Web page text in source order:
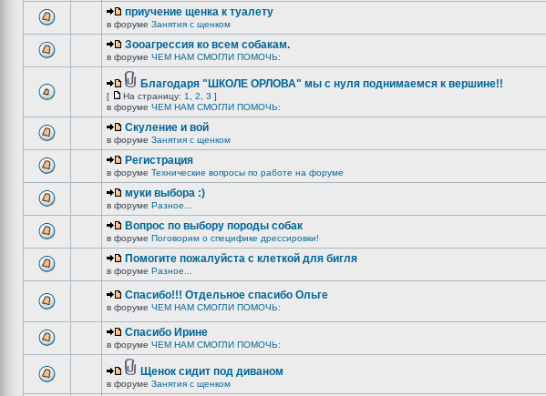
приучение щенка к туалету
в форуме Занятия с щенком
Зооагрессия ко всем собакам.
в форуме ЧЕМ НАМ СМОГЛИ ПОМОЧЬ:
Благодаря "ШКОЛЕ ОРЛОВА" мы с нуля поднимаемся к вершине!!
[ На страницу: 1 2 3 ]
в форуме ЧЕМ НАМ СМОГЛИ ПОМОЧЬ:
Скуление и вой
в форуме Занятия с щенком
Регистрация
в форуме Технические вопросы по работе на форуме
муки выбора :)
в форуме Разное...
Вопрос по выбору породы собак
в форуме Поговорим о специфике дрессировки!
Помогите пожалуйста с клеткой для бигля
в форуме Разное...
Спасибо!!! Отдельное спасибо Ольге
в форуме ЧЕМ НАМ СМОГЛИ ПОМОЧЬ:
Спасибо Ирине
в форуме ЧЕМ НАМ СМОГЛИ ПОМОЧЬ:
Щенок сидит под диваном
в форуме Занятия с щенком